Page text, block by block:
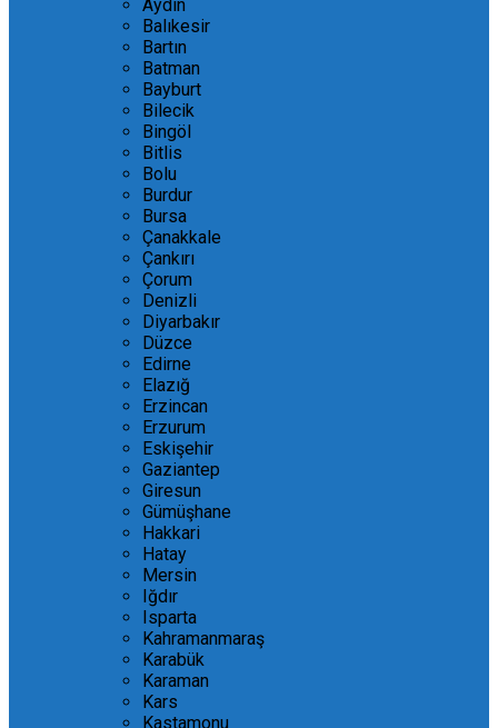
Aydın
Balıkesir
Bartın
Batman
Bayburt
Bilecik
Bingöl
Bitlis
Bolu
Burdur
Bursa
Çanakkale
Çankırı
Çorum
Denizli
Diyarbakır
Düzce
Edirne
Elazığ
Erzincan
Erzurum
Eskişehir
Gaziantep
Giresun
Gümüşhane
Hakkari
Hatay
Mersin
Iğdır
Isparta
Kahramanmaraş
Karabük
Karaman
Kars
Kastamonu